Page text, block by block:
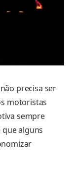
precisa ser
motoristas
sempre
que alguns